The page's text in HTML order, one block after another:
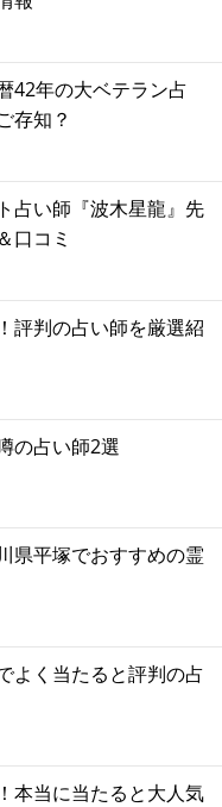
42年の大ベテラン占
存知？
占い師『波木星龍』先
口コミ
評判の占い師を厳選紹
の占い師2選
県平塚でおすすめの霊
よく当たると評判の占
本当に当たると大人気